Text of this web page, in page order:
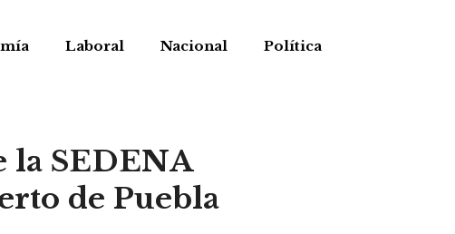
Laboral Nacional Política
SEDENA
de Puebla